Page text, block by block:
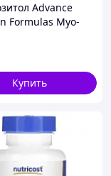
Advance
Formulas Myo-
Купить